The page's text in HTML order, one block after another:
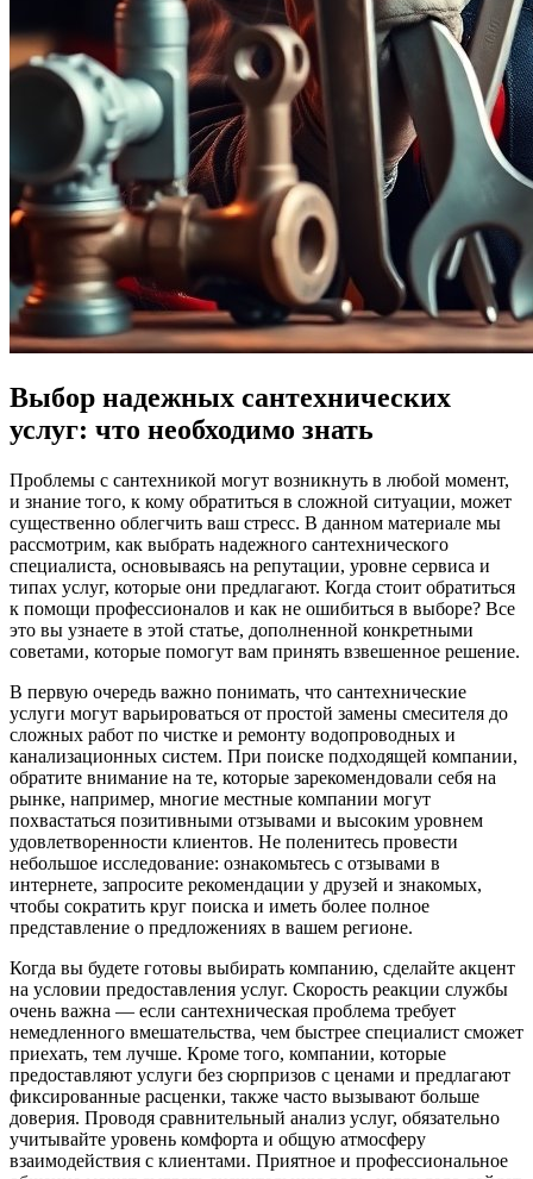
Выбор надежных сантехнических
услуг: что необходимо знать
Проблемы с сантехникой могут возникнуть в любой момент,
и знание того, к кому обратиться в сложной ситуации, может
существенно облегчить ваш стресс. В данном материале мы
рассмотрим, как выбрать надежного сантехнического
специалиста, основываясь на репутации, уровне сервиса и
типах услуг, которые они предлагают. Когда стоит обратиться
к помощи профессионалов и как не ошибиться в выборе? Все
это вы узнаете в этой статье, дополненной конкретными
советами, которые помогут вам принять взвешенное решение.
В первую очередь важно понимать, что сантехнические
услуги могут варьироваться от простой замены смесителя до
сложных работ по чистке и ремонту водопроводных и
канализационных систем. При поиске подходящей компании,
обратите внимание на те, которые зарекомендовали себя на
рынке, например, многие местные компании могут
похвастаться позитивными отзывами и высоким уровнем
удовлетворенности клиентов. Не поленитесь провести
небольшое исследование: ознакомьтесь с отзывами в
интернете, запросите рекомендации у друзей и знакомых,
чтобы сократить круг поиска и иметь более полное
представление о предложениях в вашем регионе.
Когда вы будете готовы выбирать компанию, сделайте акцент
на условии предоставления услуг. Скорость реакции службы
очень важна — если сантехническая проблема требует
немедленного вмешательства, чем быстрее специалист сможет
приехать, тем лучше. Кроме того, компании, которые
предоставляют услуги без сюрпризов с ценами и предлагают
фиксированные расценки, также часто вызывают больше
доверия. Проводя сравнительный анализ услуг, обязательно
учитывайте уровень комфорта и общую атмосферу
взаимодействия с клиентами. Приятное и профессиональное